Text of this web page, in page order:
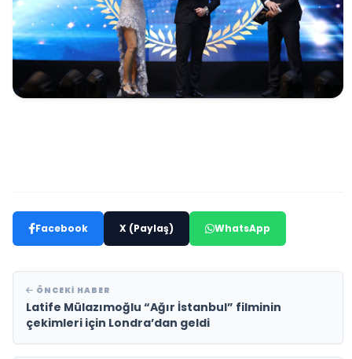
Facebook X (Paylaş) WhatsApp
ÖNCEKI HABER
Latife Mülazımoğlu “Ağır İstanbul” filminin
çekimleri için Londra’dan geldi